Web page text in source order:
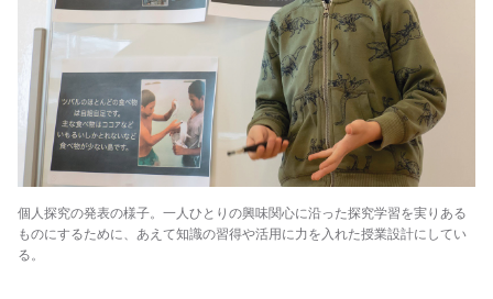
個人探究の発表の様子。一人ひとりの興味関心に沿った探究学習を実りある
ものにするために、あえて知識の習得や活用に力を入れた授業設計にしてい
る。